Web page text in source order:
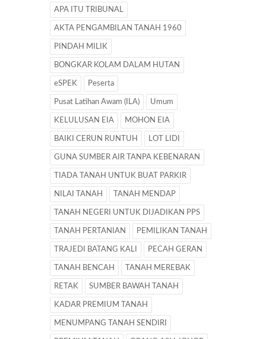
APA ITU TRIBUNAL
AKTA PENGAMBILAN TANAH 1960
PINDAH MILIK
BONGKAR KOLAM DALAM HUTAN
eSPEK Peserta
Pusat Latihan Awam (ILA) Umum
KELULUSAN EIA MOHON EIA
BAIKI CERUN RUNTUH LOT LIDI
GUNA SUMBER AIR TANPA KEBENARAN
TIADA TANAH UNTUK BUAT PARKIR
NILAI TANAH TANAH MENDAP
TANAH NEGERI UNTUK DIJADIKAN PPS
TANAH PERTANIAN PEMILIKAN TANAH
TRAJEDI BATANG KALI PECAH GERAN
TANAH BENCAH TANAH MEREBAK
RETAK SUMBER BAWAH TANAH
KADAR PREMIUM TANAH
MENUMPANG TANAH SENDIRI